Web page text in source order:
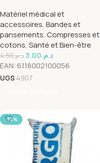
Matériel médical et
accessoires, Bandes et
pansements, Compresses et
cotons, Santé et Bien-être
د.م.4.50 د.م.3.00
EAN: 6118002100056
UGS 4907
-33%